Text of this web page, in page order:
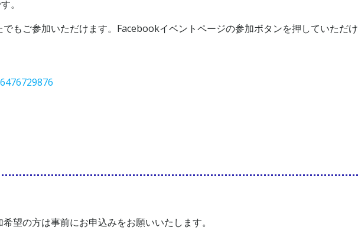
。
もご参加いただけます。Facebookイベントページの参加ボタンを押していただ
望の方は事前にお申込みをお願いいたします。